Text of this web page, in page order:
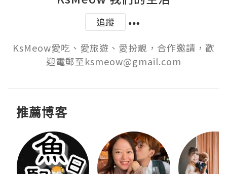
追蹤
KsMeow愛吃、愛旅遊、愛扮靚，合作邀請，歡
迎電郵至ksmeow@gmail.com
推薦博客